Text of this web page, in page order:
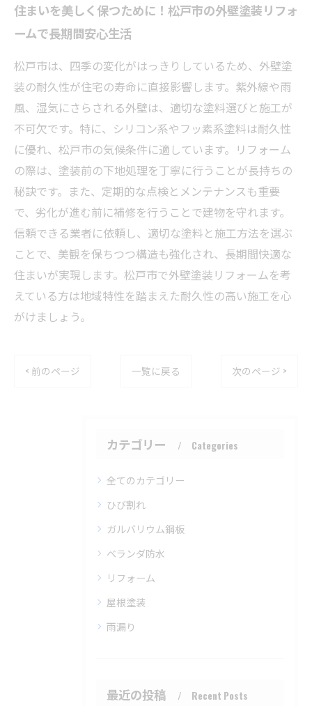
住まいを美しく保つために！松戸市の外壁塗装リフォ
ームで長期間安心生活
松戸市は、四季の変化がはっきりしているため、外壁塗
装の耐久性が住宅の寿命に直接影響します。紫外線や雨
風、湿気にさらされる外壁は、適切な塗料選びと施工が
不可欠です。特に、シリコン系やフッ素系塗料は耐久性
に優れ、松戸市の気候条件に適しています。リフォーム
の際は、塗装前の下地処理を丁寧に行うことが長持ちの
秘訣です。また、定期的な点検とメンテナンスも重要
で、劣化が進む前に補修を行うことで建物を守れます。
信頼できる業者に依頼し、適切な塗料と施工方法を選ぶ
ことで、美観を保ちつつ構造も強化され、長期間快適な
住まいが実現します。松戸市で外壁塗装リフォームを考
えている方は地域特性を踏まえた耐久性の高い施工を心
がけましょう。
< 前のページ 一覧に戻る 次のページ >
カテゴリー Categories
全てのカテゴリー
ひび割れ
ガルバリウム鋼板
ベランダ防水
リフォーム
屋根塗装
雨漏り
最近の投稿 Recent Posts